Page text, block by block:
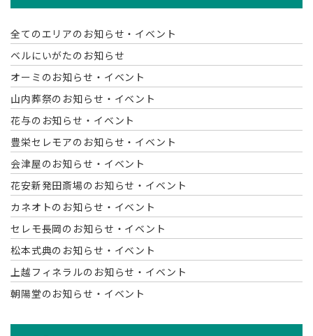
全てのエリアのお知らせ・イベント
ベルにいがたのお知らせ
オーミのお知らせ・イベント
山内葬祭のお知らせ・イベント
花与のお知らせ・イベント
豊栄セレモアのお知らせ・イベント
会津屋のお知らせ・イベント
花安新発田斎場のお知らせ・イベント
カネオトのお知らせ・イベント
セレモ長岡のお知らせ・イベント
松本式典のお知らせ・イベント
上越フィネラルのお知らせ・イベント
朝陽堂のお知らせ・イベント